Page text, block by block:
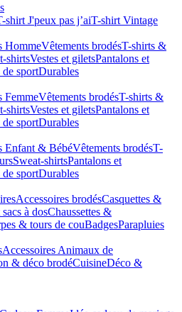
shirt J'peux pas j’aiT-shirt Vintage
HommeVêtements brodésT-shirts &
shirtsVestes et giletsPantalons et
sportDurables
FemmeVêtements brodésT-shirts &
shirtsVestes et giletsPantalons et
sportDurables
Enfant & BébéVêtements brodésT-
Sweat-shirtsPantalons et
sportDurables
Accessoires brodésCasquettes &
sacs à dosChaussettes &
& tours de couBadgesParapluies
Accessoires Animaux de
& déco brodéCuisineDéco &